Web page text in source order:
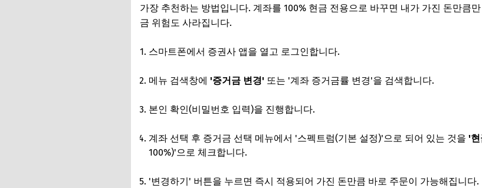
가장 추천하는 방법입니다. 계좌를 100% 현금 전용으로 바꾸면 내가 가진 돈만큼
금 위험도 사라집니다.
스마트폰에서 증권사 앱을 열고 로그인합니다.
메뉴 검색창에 '증거금 변경' 또는 '계좌 증거금률 변경'을 검색합니다.
본인 확인(비밀번호 입력)을 진행합니다.
계좌 선택 후 증거금 선택 메뉴에서 '스펙트럼(기본 설정)'으로 되어 있는 것을 '현
100%)'으로 체크합니다.
'변경하기' 버튼을 누르면 즉시 적용되어 가진 돈만큼 바로 주문이 가능해집니다.